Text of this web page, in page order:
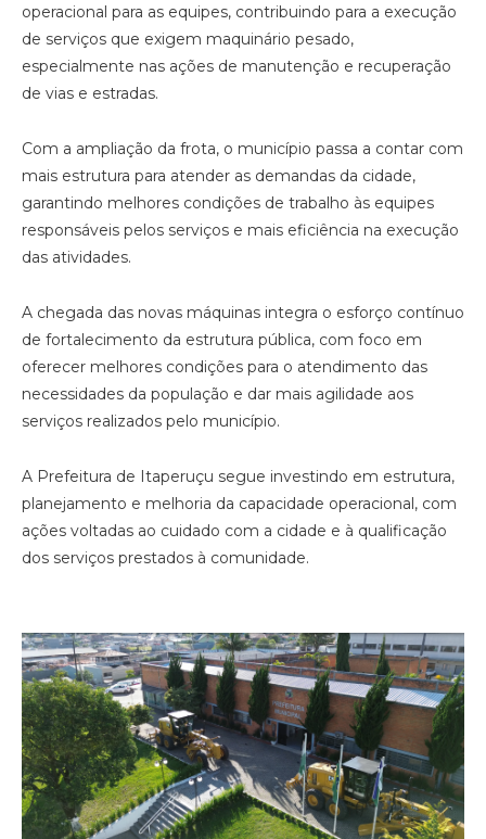
operacional para as equipes, contribuindo para a execução
de serviços que exigem maquinário pesado,
especialmente nas ações de manutenção e recuperação
de vias e estradas.
Com a ampliação da frota, o município passa a contar com
mais estrutura para atender as demandas da cidade,
garantindo melhores condições de trabalho às equipes
responsáveis pelos serviços e mais eficiência na execução
das atividades.
A chegada das novas máquinas integra o esforço contínuo
de fortalecimento da estrutura pública, com foco em
oferecer melhores condições para o atendimento das
necessidades da população e dar mais agilidade aos
serviços realizados pelo município.
A Prefeitura de Itaperuçu segue investindo em estrutura,
planejamento e melhoria da capacidade operacional, com
ações voltadas ao cuidado com a cidade e à qualificação
dos serviços prestados à comunidade.